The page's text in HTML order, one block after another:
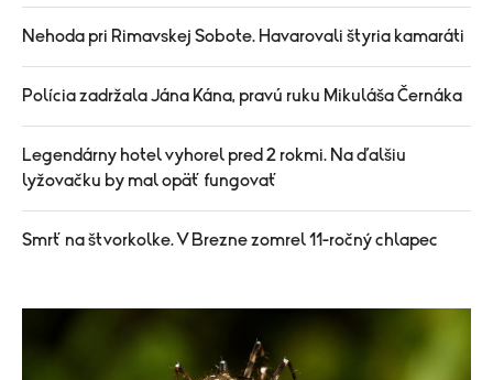
Nehoda pri Rimavskej Sobote. Havarovali štyria kamaráti
Polícia zadržala Jána Kána, pravú ruku Mikuláša Černáka
Legendárny hotel vyhorel pred 2 rokmi. Na ďalšiu
lyžovačku by mal opäť fungovať
Smrť na štvorkolke. V Brezne zomrel 11-ročný chlapec